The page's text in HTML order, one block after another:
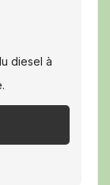
diesel à